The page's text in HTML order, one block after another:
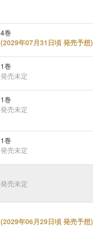
4巻
(2029年07月31日頃 発売予想)
1巻
発売未定
1巻
発売未定
1巻
発売未定
発売未定
(2029年06月29日頃 発売予想)